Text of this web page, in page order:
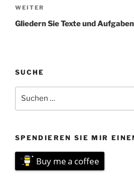
Nächster
Beitrag
WEITER
Gliedern Sie Texte und
SUCHE
nach:
SPENDIEREN SIE MIR
Buy me a coffee